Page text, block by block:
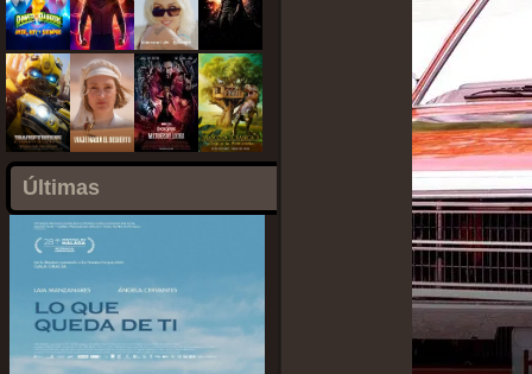
Últimas